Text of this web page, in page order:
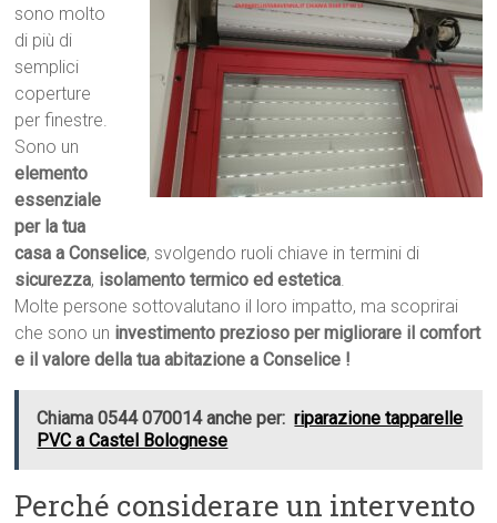
sono molto
di più di
semplici
coperture
per finestre.
Sono un
elemento
essenziale
per la tua
casa a Conselice, svolgendo ruoli chiave in termini di
sicurezza, isolamento termico ed estetica.
Molte persone sottovalutano il loro impatto, ma scoprirai
che sono un investimento prezioso per migliorare il comfort
e il valore della tua abitazione a Conselice !
Chiama 0544 070014 anche per: riparazione tapparelle
PVC a Castel Bolognese
Perché considerare un intervento